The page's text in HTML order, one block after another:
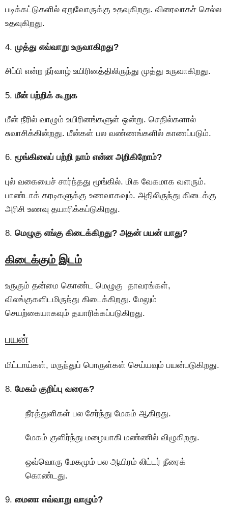
படிக்கட்டுகளில் ஏறுவோருக்கு உதவுகிறது. விரைவாகச் செல்ல
உதவுகிறது.
4. முத்து எவ்வாறு உருவாகிறது?
சிப்பி என்ற நீர்வாழ் உயிரினத்திலிருந்து முத்து உருவாகிறது.
5. மீன் பற்றிக் கூறுக
மீன் நீரில் வாழும் உயிரினங்களுள் ஒன்று. செதில்களால்
சுவாசிக்கின்றது. மீன்கள் பல வண்ணங்களில் காணப்படும்.
6. மூங்கிலைப் பற்றி நாம் என்ன அறிகிறோம்?
புல் வகையைச் சார்ந்தது மூங்கில். மிக வேகமாக வளரும்.
பாண்டாக் கரடிகளுக்கு உணவாகவும். அதிலிருந்து கிடைக்கு
அரிசி உணவு தயாரிக்கப்டுகிறது.
8. மெழுகு எங்கு கிடைக்கிறது? அதன் பயன் யாது?
கிடைக்கும் இடம்
உருகும் தன்மை கொண்ட மெழுகு தாவரங்கள்,
விலங்குகளிடமிருந்து கிடைக்கிறது. மேலும்
செயற்கையாகவும் தயாரிக்கப்படுகிறது.
பயன்
மிட்டாய்கள், மருந்துப் பொருள்கள் செய்யவும் பயன்படுகிறது.
8. மேகம் குறிப்பு வரைக?
நீரத்துளிகள் பல சேர்ந்து மேகம் ஆகிறது.
மேகம் குளிர்ந்து மழையாகி மண்ணில் விழுகிறது.
ஒவ்வொரு மேகமும் பல ஆயிரம் லிட்டர் நீரைக்
கொண்டது.
9. மைனா எவ்வாறு வாழும்?